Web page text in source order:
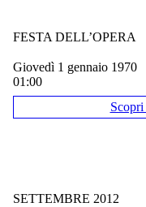
FESTA DELL’OPERA
giovedì 1 gennaio 1970
01:00
SETTEMBRE 2012